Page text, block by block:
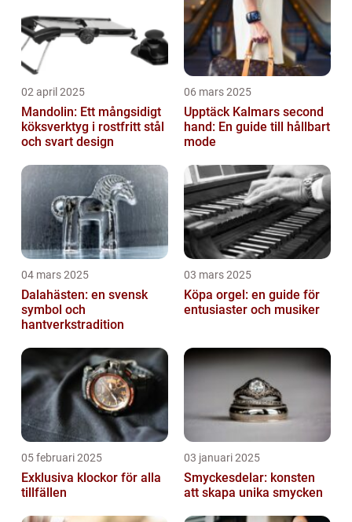
02 april 2025
Mandolin: Ett mångsidigt
köksverktyg i rostfritt stål
och svart design
06 mars 2025
Upptäck Kalmars second
hand: En guide till hållbart
mode
04 mars 2025
Dalahästen: en svensk
symbol och
hantverkstradition
03 mars 2025
Köpa orgel: en guide för
entusiaster och musiker
05 februari 2025
Exklusiva klockor för alla
tillfällen
03 januari 2025
Smyckesdelar: konsten
att skapa unika smycken